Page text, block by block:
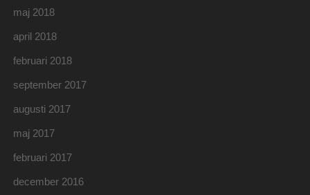
maj 2018
april 2018
februari 2018
september 2017
augusti 2017
maj 2017
februari 2017
december 2016